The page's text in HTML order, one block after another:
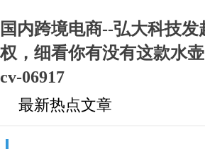
国内跨境电商--弘大科技
权，细看你有没有这款水
cv-06917
最新热点文章